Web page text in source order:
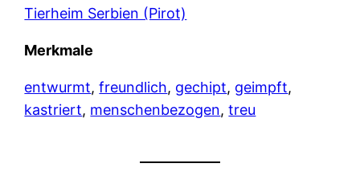
Tierheim Serbien (Pirot)
Merkmale
entwurmt, freundlich, gechipt, geimpft
kastriert, menschenbezogen, treu